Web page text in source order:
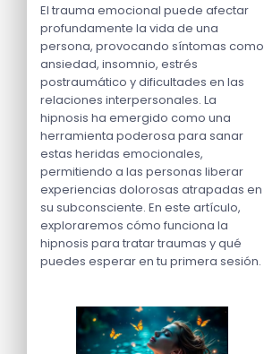
El trauma emocional puede afectar
profundamente la vida de una
persona, provocando síntomas como
ansiedad, insomnio, estrés
postraumático y dificultades en las
relaciones interpersonales. La
hipnosis ha emergido como una
herramienta poderosa para sanar
estas heridas emocionales,
permitiendo a las personas liberar
experiencias dolorosas atrapadas en
su subconsciente. En este artículo,
exploraremos cómo funciona la
hipnosis para tratar traumas y qué
puedes esperar en tu primera sesión.